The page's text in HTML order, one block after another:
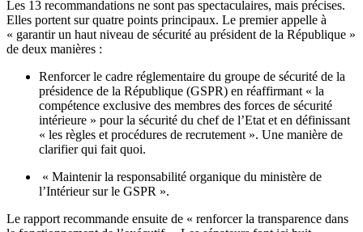
Les 13 recommandations ne sont pas spectaculaires, mais précises.
Elles portent sur quatre points principaux. Le premier appelle à
« garantir un haut niveau de sécurité au président de la République »
de deux manières :
Renforcer le cadre réglementaire du groupe de sécurité de la
présidence de la République (GSPR) en réaffirmant « la
compétence exclusive des membres des forces de sécurité
intérieure » pour la sécurité du chef de l’Etat et en définissant
« les règles et procédures de recrutement ». Une manière de
clarifier qui fait quoi.
« Maintenir la responsabilité organique du ministère de
l’Intérieur sur le GSPR ».
Le rapport recommande ensuite de « renforcer la transparence dans